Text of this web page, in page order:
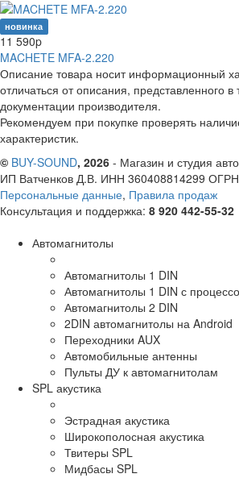
новинка
11 590p
MACHETE MFA-2.220
Описание товара носит информационный
отличаться от описания, представленного в
документации производителя.
Рекомендуем при покупке проверять
характеристик.
© BUY-SOUND, 2026 - Магазин и студия
ИП Ватченков Д.В. ИНН 360408814299
Персональные данные, Правила продаж
Консультация и поддержка: 8 920 442-55-32
Автомагнитолы
Автомагнитолы 1 DIN
Автомагнитолы 1 DIN с
Автомагнитолы 2 DIN
2DIN автомагнитолы на Android
Переходники AUX
Автомобильные антенны
Пульты ДУ к автомагнитолам
SPL акустика
Эстрадная акустика
Широкополосная акустика
Твитеры SPL
Мидбасы SPL